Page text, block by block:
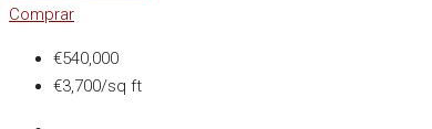
Comprar
€540,000
€3,700/sq ft